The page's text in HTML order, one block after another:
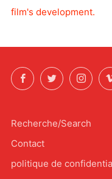
film's development.
FacebookTwitter
Recherche/Search
Contact
politique de